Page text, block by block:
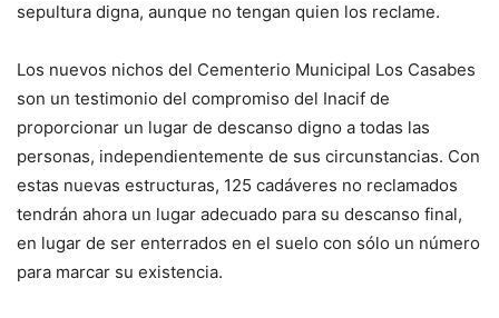
sepultura digna, aunque no tengan quien los reclame.
Los nuevos nichos del Cementerio Municipal Los Casabes
son un testimonio del compromiso del Inacif de
proporcionar un lugar de descanso digno a todas las
personas, independientemente de sus circunstancias. Con
estas nuevas estructuras, 125 cadáveres no reclamados
tendrán ahora un lugar adecuado para su descanso final,
en lugar de ser enterrados en el suelo con sólo un número
para marcar su existencia.